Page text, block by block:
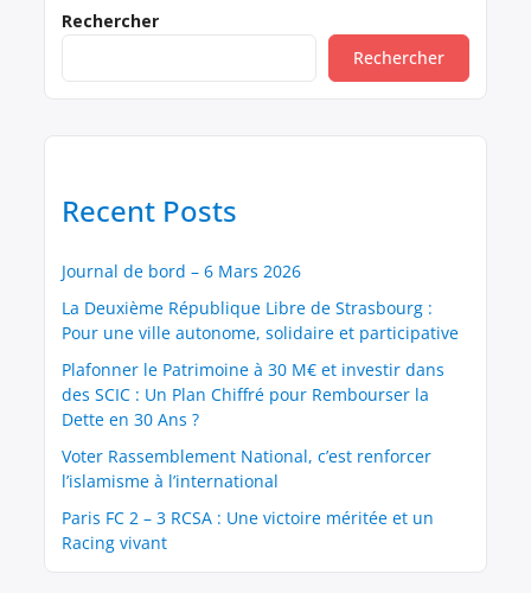
Rechercher
Rechercher
Recent Posts
Journal de bord – 6 Mars 2026
La Deuxième République Libre de Strasbourg :
Pour une ville autonome, solidaire et participative
Plafonner le Patrimoine à 30 M€ et investir dans
des SCIC : Un Plan Chiffré pour Rembourser la
Dette en 30 Ans ?
Voter Rassemblement National, c’est renforcer
l’islamisme à l’international
Paris FC 2 – 3 RCSA : Une victoire méritée et un
Racing vivant